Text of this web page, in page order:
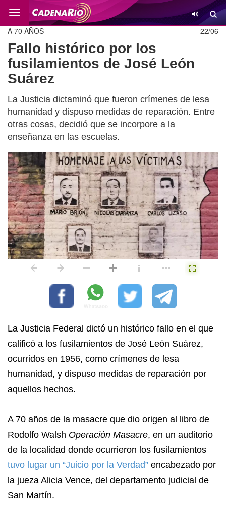
Cambio
22/06
A 70 AÑOS
Fallo histórico por los
fusilamientos de José León
Suárez
La Justicia dictaminó que fueron crímenes de lesa
humanidad y dispuso medidas de reparación. Entre
otras cosas, decidió que se incorpore a la
enseñanza en las escuelas.
La Justicia Federal dictó un histórico fallo en el que
calificó a los fusilamientos de José León Suárez,
ocurridos en 1956, como crímenes de lesa
humanidad, y dispuso medidas de reparación por
aquellos hechos.
A 70 años de la masacre que dio origen al libro de
Rodolfo Walsh Operación Masacre, en un auditorio
de la localidad donde ocurrieron los fusilamientos
tuvo lugar un “Juicio por la Verdad” encabezado por
la jueza Alicia Vence, del departamento judicial de
San Martín.